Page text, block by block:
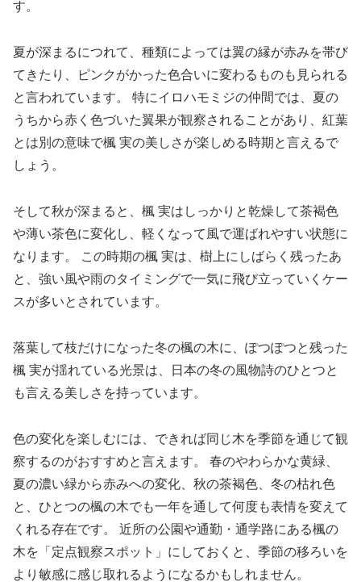
す。
夏が深まるにつれて、種類によっては翼の縁が赤みを帯び
てきたり、ピンクがかった色合いに変わるものも見られる
と言われています。 特にイロハモミジの仲間では、夏の
うちから赤く色づいた翼果が観察されることがあり、紅葉
とは別の意味で楓 実の美しさが楽しめる時期と言えるで
しょう。
そして秋が深まると、楓 実はしっかりと乾燥して茶褐色
や薄い茶色に変化し、軽くなって風で運ばれやすい状態に
なります。 この時期の楓 実は、樹上にしばらく残ったあ
と、強い風や雨のタイミングで一気に飛び立っていくケー
スが多いとされています。
落葉して枝だけになった冬の楓の木に、ぽつぽつと残った
楓 実が揺れている光景は、日本の冬の風物詩のひとつと
も言える美しさを持っています。
色の変化を楽しむには、できれば同じ木を季節を通じて観
察するのがおすすめと言えます。 春のやわらかな黄緑、
夏の濃い緑から赤みへの変化、秋の茶褐色、冬の枯れ色
と、ひとつの楓の木でも一年を通して何度も表情を変えて
くれる存在です。 近所の公園や通勤・通学路にある楓の
木を「定点観察スポット」にしておくと、季節の移ろいを
より敏感に感じ取れるようになるかもしれません。